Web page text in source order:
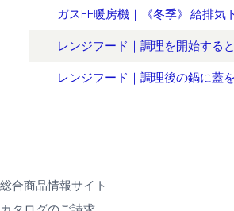
ガスFF暖房機｜《冬季》 給排
レンジフード｜調理を開始する
レンジフード｜調理後の鍋に蓋
総合商品情報サイト